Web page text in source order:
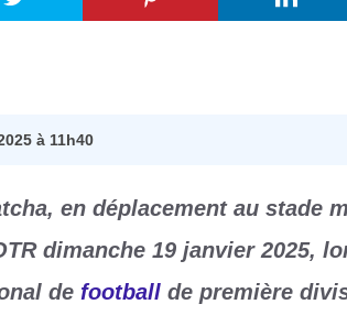
à 11h40
en déplacement au stade
dimanche 19 janvier 2025,
de football de première